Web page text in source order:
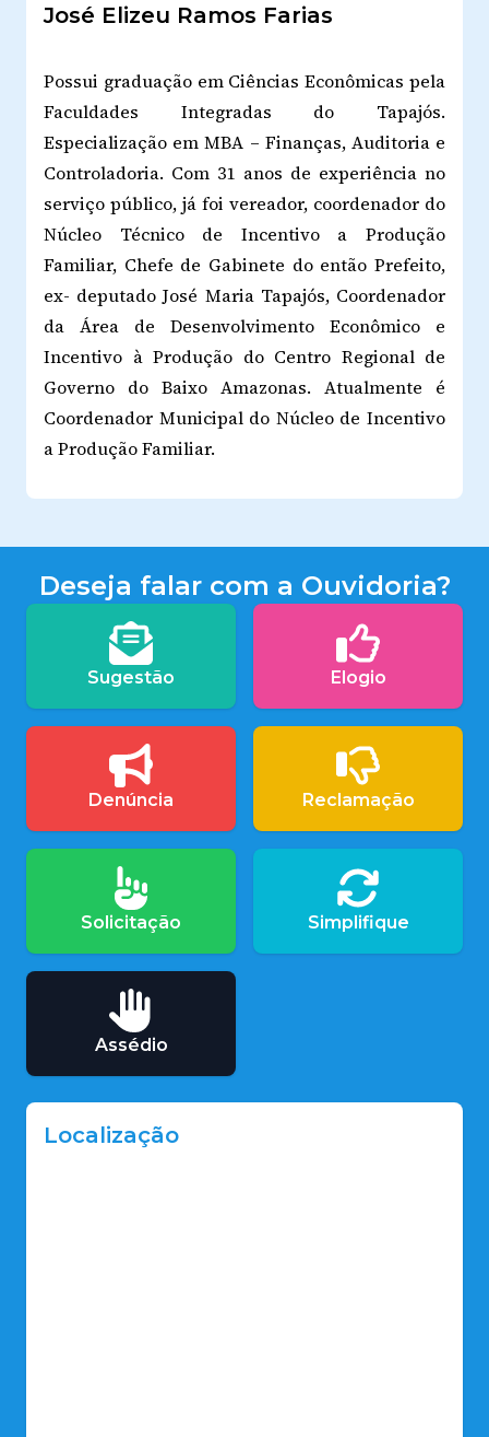
José Elizeu Ramos Farias
Possui graduação em Ciências Econômicas pela
Faculdades Integradas do Tapajós.
Especialização em MBA – Finanças, Auditoria e
Controladoria. Com 31 anos de experiência no
serviço público, já foi vereador, coordenador do
Núcleo Técnico de Incentivo a Produção
Familiar, Chefe de Gabinete do então Prefeito,
ex- deputado José Maria Tapajós, Coordenador
da Área de Desenvolvimento Econômico e
Incentivo à Produção do Centro Regional de
Governo do Baixo Amazonas. Atualmente é
Coordenador Municipal do Núcleo de Incentivo
a Produção Familiar.
Deseja falar com a Ouvidoria?
Sugestão Elogio
Denúncia Reclamação
Solicitação Simplifique
Assédio
Localização